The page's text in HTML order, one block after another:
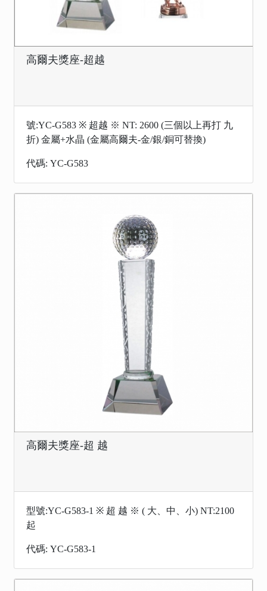
高爾夫獎座-超越
號:YC-G583 ※ 超越 ※ NT: 2600 (三個以上再打 九
折) 金屬+水晶 (金屬高爾夫-金/銀/銅可替換)​​​​​​​
代碼: YC-G583
高爾夫獎座-超 越
型號:YC-G583-1 ※ 超 越 ※ ( 大、中、小) NT:2100
起
代碼: YC-G583-1